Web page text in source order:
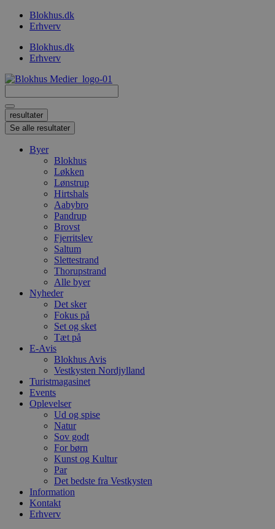
VidereBlokhus.dk
Erhverv
Blokhus.dk
Erhverv
...
resultater
Se alle resultater
Byer
Blokhus
Løkken
Lønstrup
Hirtshals
Aabybro
Pandrup
Brovst
Fjerritslev
Saltum
Slettestrand
Thorupstrand
Alle byer
Nyheder
Det sker
Fokus på
Set og sket
Tæt på
E-Avis
Blokhus Avis
Vestkysten Nordjylland
Turistmagasinet
Events
Oplevelser
Ud og spise
Natur
Sov godt
For børn
Kunst og Kultur
Par
Det bedste fra Vestkysten
Information
Kontakt
Erhverv